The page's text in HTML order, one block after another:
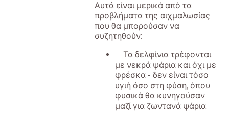
Αυτά είναι μερικά από τα
προβλήματα της αιχμαλωσίας
που θα μπορούσαν να
συζητηθούν:
Τα δελφίνια τρέφονται
με νεκρά ψάρια και όχι με
φρέσκα - δεν είναι τόσο
υγιή όσο στη φύση, όπου
φυσικά θα κυνηγούσαν
μαζί για ζωντανά ψάρια.